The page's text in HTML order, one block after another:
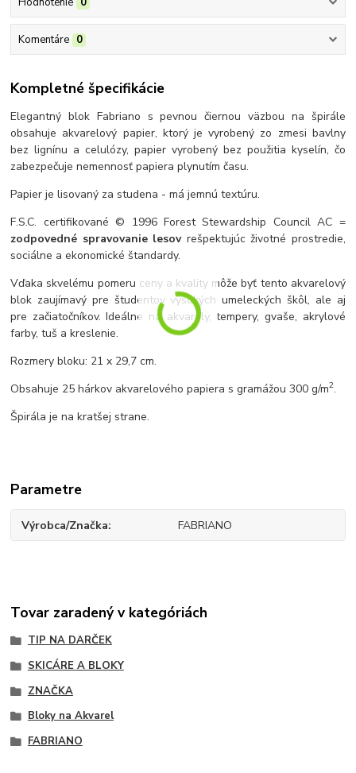
Komentáre 0
Kompletné špecifikácie
Elegantný blok Fabriano s pevnou čiernou väzbou na špirále
obsahuje akvarelový papier, ktorý je vyrobený zo zmesi bavlny
bez lignínu a celulózy, papier vyrobený bez použitia kyselín, čo
zabezpečuje nemennosť papiera plynutím času.
Papier je lisovaný za studena - má jemnú textúru.
F.S.C. certifikované © 1996 Forest Stewardship Council AC =
zodpovedné spravovanie lesovrešpektujúc životné prostredie,
sociálne a ekonomické štandardy.
Vďaka skvelému pomeru ceny a kvality môže byť tento akvarelový
blok zaujímavý pre študentov vysokých umeleckých škôl, ale aj
pre začiatočníkov. Ideálne na akvarely, tempery, gvaše, akrylové
farby, tuš a kreslenie.
Rozmery bloku: 21 x 29,7 cm.
Obsahuje 25 hárkov akvarelového papiera s gramážou 300 g/m2.
Špirála je na kratšej strane.
Parametre
Výrobca/Značka FABRIANO
Tovar zaradený v kategóriách
TIP NA DARČEK
SKICÁRE A BLOKY
ZNAČKA
Bloky na Akvarel
FABRIANO